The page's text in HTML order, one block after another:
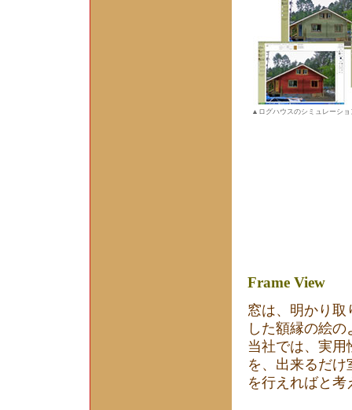
▲ログハウスのシミュレーショ
Frame View
窓は、明かり取
した額縁の絵
当社では、実用
を、出来るだ
を行えればと考